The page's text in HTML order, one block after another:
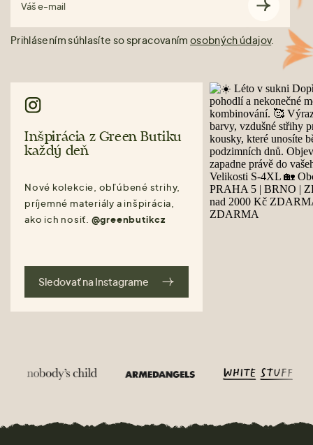
Váš e-mail
Prihlásením súhlasíte so spracovaním osobných údajov.
Inšpirácia z Green Butiku
každý deň
Nové kolekcie, obľúbené strihy,
príjemné materiály a inšpirácia,
ako ich nosiť. @greenbutikcz
Sledovať na Instagrame